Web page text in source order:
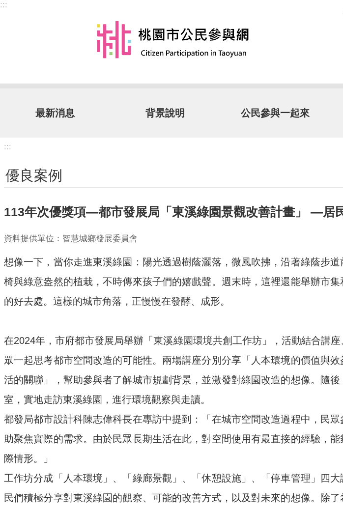
跳到主要內容區塊
:::
最新消息 背景說明 公民參與一起來
:::
優良案例
113年次優獎項—都市發展局「東溪綠園景觀改善計畫」 —居
資料提供單位：智慧城鄉發展委員會
想像一下，當你走進東溪綠園：陽光透過樹蔭灑落，微風吹拂，沿著綠蔭步
椅與綠意盎然的植栽，不時傳來孩子們的嬉戲聲。週末時，這裡還能舉辦市
的好去處。這樣的城市角落，正慢慢在發酵、成形。
在2024年，市府都市發展局舉辦「東溪綠園環境共創工作坊」，活動結合講
眾一起思考都市空間改造的可能性。兩場講座分別分享「人本環境的價值與
活的關聯」，幫助參與者了解城市規劃背景，並激發對綠園改造的想像。隨
室，實地走訪東溪綠園，進行環境觀察與走讀。
都發局都市設計科陳志偉科長在專訪中提到：「在城市空間改造過程中，民
助聚焦實際的需求。由於民眾長期生活在此，對空間使用有最直接的經驗，
際情形。」
工作坊分成「人本環境」、「綠廊景觀」、「休憩設施」、「停車管理」四
民們積極分享對東溪綠園的觀察、可能的改善方式，以及對未來的想像。除